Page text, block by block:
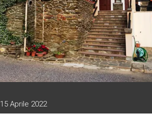
15 Aprile 2022